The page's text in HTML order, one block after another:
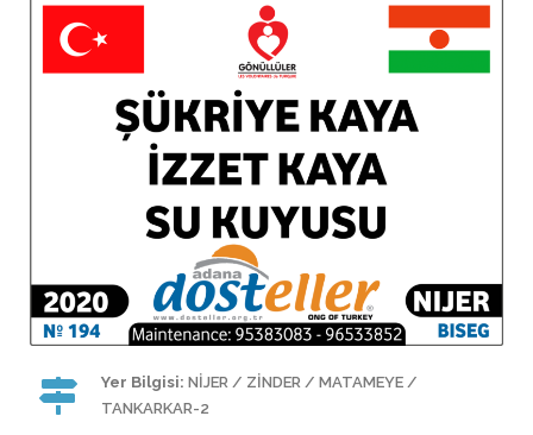
Yer Bilgisi: NİJER / ZİNDER / MATAMEYE /
TANKARKAR-2